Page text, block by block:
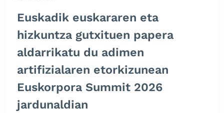
Euskadik euskararen eta
hizkuntza gutxituen papera
aldarrikatu du adimen
artifizialaren etorkizunean
Euskorpora Summit 2026
jardunaldian